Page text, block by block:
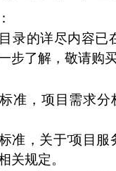
录的详尽内容已
步了解，敬请购
准，项目需求分
准，关于'项目服
关规定。